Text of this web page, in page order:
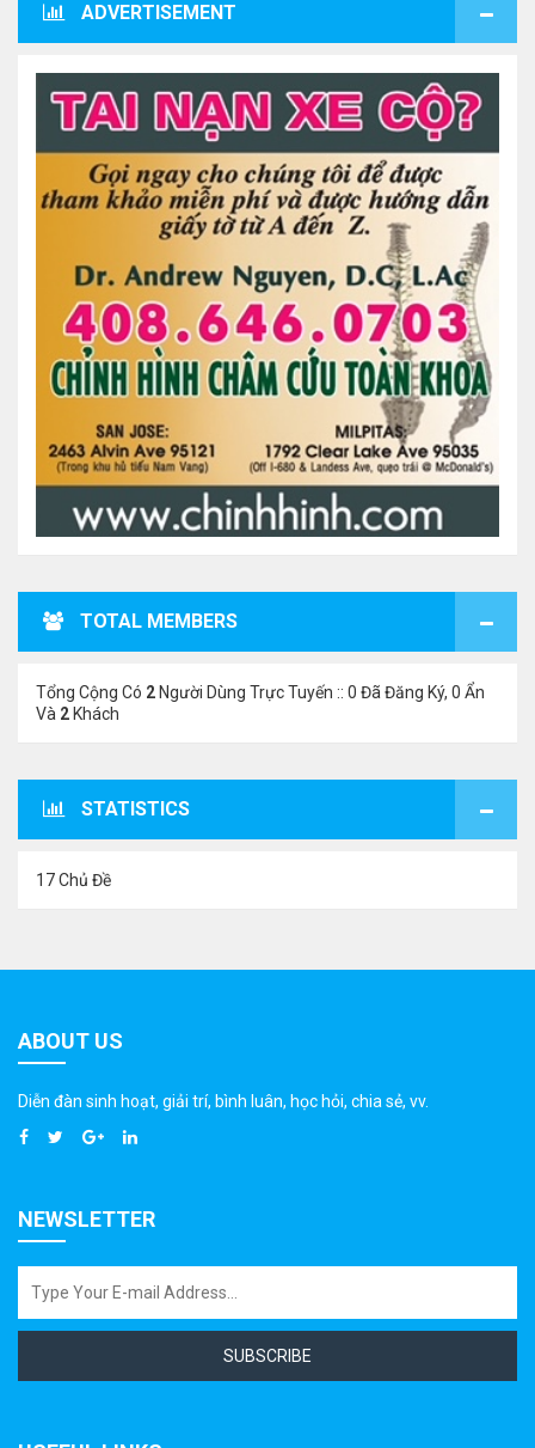
ADVERTISEMENT
TOTAL MEMBERS
Tổng Cộng Có 2 Người Dùng Trực Tuyến :: 0 Đã Đăng Ký, 0 Ẩn
Và 2 Khách
STATISTICS
17 Chủ Đề
ABOUT US
Diễn đàn sinh hoạt, giải trí, bình luân, học hỏi, chia sẻ, vv.
NEWSLETTER
SUBSCRIBE